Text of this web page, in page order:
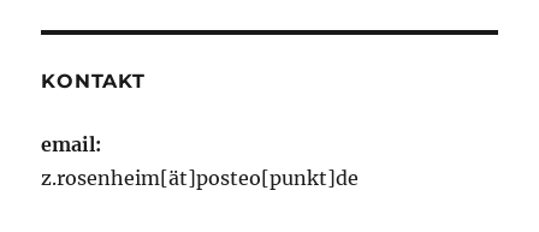
KONTAKT
email:
z.rosenheim[ät]posteo[punkt]de